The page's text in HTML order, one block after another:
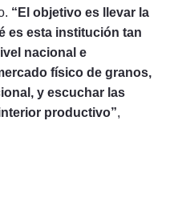
“El objetivo es llevar la
es esta institución tan
nacional e
físico de granos,
y escuchar las
productivo”,